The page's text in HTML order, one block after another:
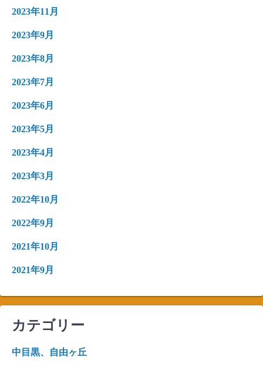
2023年11月
2023年9月
2023年8月
2023年7月
2023年6月
2023年5月
2023年4月
2023年3月
2022年10月
2022年9月
2021年10月
2021年9月
カテゴリー
中目黒、自由ヶ丘